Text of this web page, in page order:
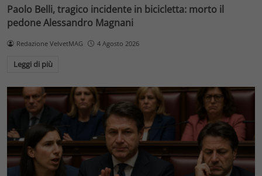
Paolo Belli, tragico incidente in bicicletta: morto il
pedone Alessandro Magnani
Redazione VelvetMAG 4 Agosto 2026
Leggi di più